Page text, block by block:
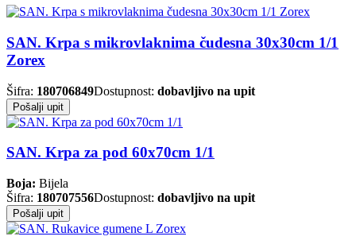
SAN. Krpa s mikrovlaknima čudesna 30x30cm 1/1
Zorex
Šifra: 180706849Dostupnost: dobavljivo na upit
Pošalji upit
SAN. Krpa za pod 60x70cm 1/1
Boja: Bijela
Šifra: 180707556Dostupnost: dobavljivo na upit
Pošalji upit